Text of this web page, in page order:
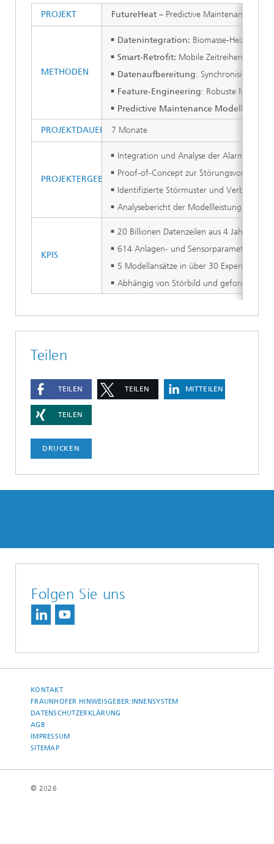
FutureHeat– Predictive Maintenance
Datenintegration: Biomasse-
Smart-Retrofit: Mobile Zeitreihen-
Datenaufbereitung: Synchronisierung,
Feature-Engineering: Robuste
Predictive Maintenance
7 Monate
Integration und Analyse der
Proof-of-Concept zur
Identifizierte Störmuster und
Analysebericht der Modellleistung,
20 Billionen Datenzeilen aus 4 Jahren
614 Anlagen- und Sensorparameter auf
5 Modellansätze in über 30
Abhängig von Störbild und geforderter
PROJEKT
METHODEN
PROJEKTDAUER
PROJEKTERGEBNISSE
KPIS
Teilen
TEILEN TEILEN MITTEILEN
TEILEN
DRUCKEN
Folgen Sie uns
KONTAKT
FRAUNHOFER HINWEISGEBER:INNENSYSTEM
DATENSCHUTZERKLÄRUNG
AGB
IMPRESSUM
SITEMAP
© 2026